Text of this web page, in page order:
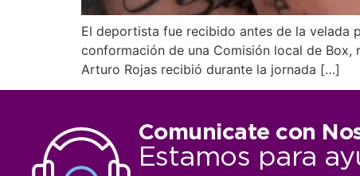
El deportista fue recibido antes de la velada
conformación de una Comisión local de
Arturo Rojas recibió durante la jornada […]
Comunicate con
Estamos para